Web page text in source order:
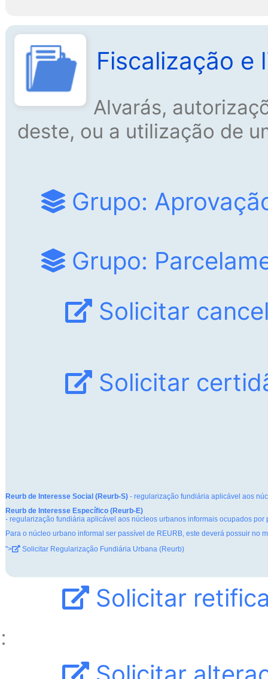
Fiscalização e
Alvarás,
deste, ou a utilização de
Grupo:
Grupo:
Solicitar
Solicitar
Reurb de Interesse Social (Reurb-S) - regularização fundiária aplicável aos
Reurb de Interesse Específico (Reurb-E)
- regularização fundiária aplicável aos núcleos urbanos informais ocupados
Para o núcleo urbano informal ser passível de REURB, este deverá possuir no
">
Solicitar Regularização Fundiária Urbana (Reurb)
Solicitar